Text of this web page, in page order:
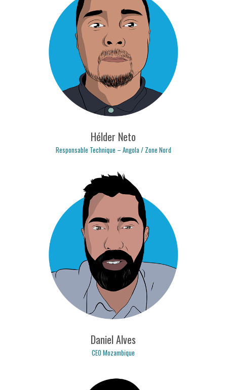
mavinga.fernandes@logicpulse.com
helder.neto@logicpulse.com
Hélder Neto
Responsable Technique – Angola / Zone Nord
Daniel Alves
CEO Mozambique